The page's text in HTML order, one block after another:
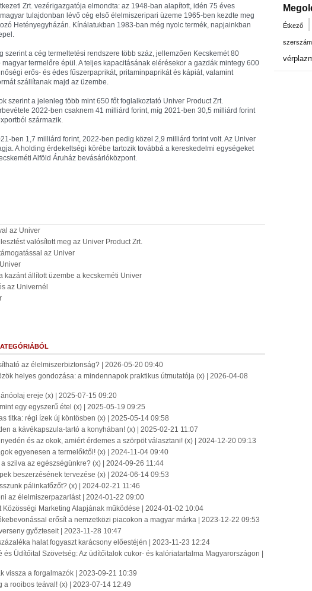
Zrt. vezérigazgatója elmondta: az 1948-ban alapított, idén 75 éves
tulajdonban lévő cég első élelmiszeripari üzeme 1965-ben kezdte meg
Hetényegyházán. Kínálatukban 1983-ban még nyolc termék, napjainkban
szerint a cég termeltetési rendszere több száz, jellemzően Kecskemét 80
termelőre épül. A teljes kapacitásának elérésekor a gazdák mintegy 600
erős- és édes fűszerpaprikát, pritaminpaprikát és kápiát, valamint
szállítanak majd az üzembe.
szerint a jelenleg több mint 650 főt foglalkoztató Univer Product Zrt.
2022-ben csaknem 41 milliárd forint, míg 2021-ben 30,5 milliárd forint
származik.
ben 1,7 milliárd forint, 2022-ben pedig közel 2,9 milliárd forint volt. Az Univer
A holding érdekeltségi körébe tartozik továbbá a kereskedelmi egységeket
Alföld Áruház bevásárlóközpont.
az Univer
valósított meg az Univer Product Zrt.
az Univer
kazánt állított üzembe a kecskeméti Univer
az Univernél
az élelmiszerbiztonság? | 2026-05-20 09:40
helyes gondozása: a mindennapok praktikus útmutatója (x) | 2026-04-08
ereje (x) | 2025-07-15 09:20
egy egyszerű étel (x) | 2025-05-19 09:25
titka: régi ízek új köntösben (x) | 2025-05-14 09:58
a kávékapszula-tartó a konyhában! (x) | 2025-02-21 11:07
és az okok, amiért érdemes a szörpöt választani! (x) | 2024-12-20 09:13
egyenesen a termelőktől! (x) | 2024-11-04 09:40
szilva az egészségünkre? (x) | 2024-09-26 11:44
beszerzésének tervezése (x) | 2024-06-14 09:53
pálinkafőzőt? (x) | 2024-02-21 11:46
az élelmiszerpazarlást | 2024-01-22 09:00
Közösségi Marketing Alapjának működése | 2024-01-02 10:04
erősít a nemzetközi piacokon a magyar márka | 2023-12-22 09:53
győzteseit | 2023-11-28 10:47
halat fogyaszt karácsony előestéjén | 2023-11-23 12:24
és Üdítőital Szövetség: Az üdítőitalok cukor- és kalóriatartalma Magyarországon |
vissza a forgalmazók | 2023-09-21 10:39
a rooibos teával! (x) | 2023-07-14 12:49
Étkező |
szerszám